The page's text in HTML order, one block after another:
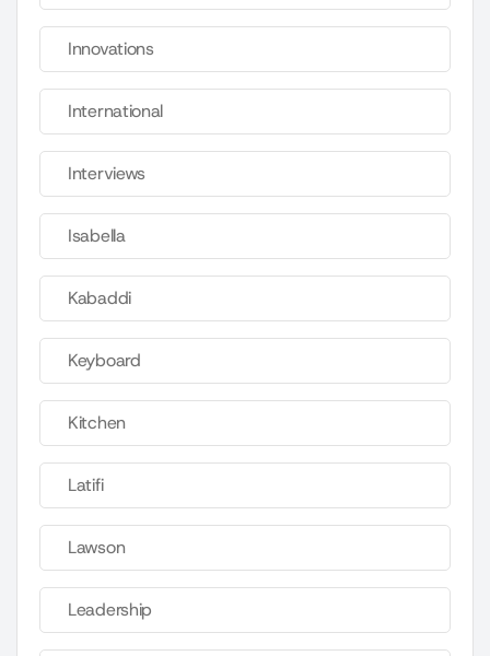
Innovations
International
Interviews
Isabella
Kabaddi
Keyboard
Kitchen
Latifi
Lawson
Leadership